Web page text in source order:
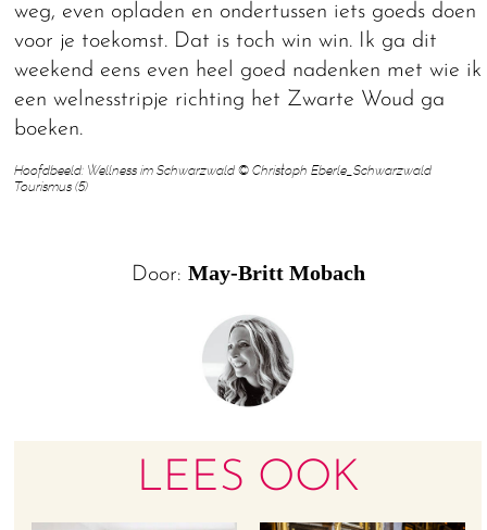
weg, even opladen en ondertussen iets goeds doen
voor je toekomst. Dat is toch win win. Ik ga dit
weekend eens even heel goed nadenken met wie ik
een welnesstripje richting het Zwarte Woud ga
boeken.
Hoofdbeeld: Wellness im Schwarzwald © Christoph Eberle_Schwarzwald
Tourismus (5)
Door: May-Britt Mobach
LEES OOK